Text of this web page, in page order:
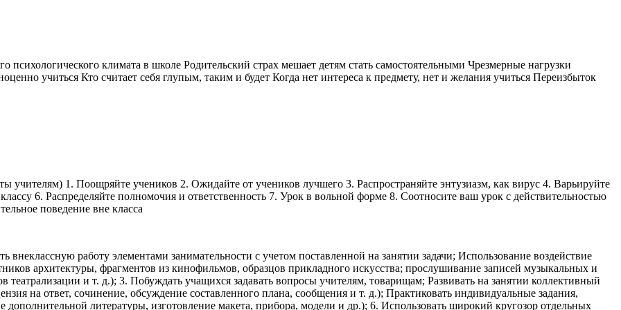
психологического климата в школе Родительский страх мешает детям стать самостоятельными Чрезмерные нагрузки
учиться Кто считает себя глупым, таким и будет Когда нет интереса к предмету, нет и желания учиться Переизбыток
учителям) 1. Поощряйте учеников 2. Ожидайте от учеников лучшего 3. Распространяйте энтузиазм, как вирус 4. Варьируйте
6. Распределяйте полномочия и ответственность 7. Урок в вольной форме 8. Соотносите ваш урок с действительностью
поведение вне класса
работу элементами занимательности с учетом поставленной на занятии задачи; Использование воздействие
архитектуры, фрагментов из кинофильмов, образцов прикладного искусства; прослушивание записей музыкальных и
театрализации и т. д.); 3. Побуждать учащихся задавать вопросы учителям, товарищам; Развивать на занятии коллективный
на ответ, сочинение, обсуждение составленного плана, сообщения и т. д.); Практиковать индивидуальные задания,
литературы, изготовление макета, прибора, модели и др.); 6. Использовать широкий кругозор отдельных